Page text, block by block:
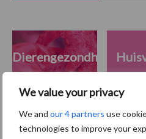
We value your privacy
We and our 4 partners use
technologies to improve your
Dierengezondheid
Toon meer